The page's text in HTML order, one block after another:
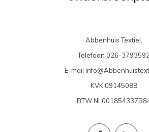
Abbenhuis Textiel.
Telefoon 026-3793592
E-mail
KVK 09145088
BTW